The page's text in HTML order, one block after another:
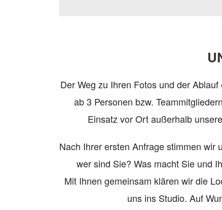
Der Weg zu Ihren Fotos und der
ab 3 Personen bzw.
Einsatz vor Ort außerhalb
Nach Ihrer ersten Anfrage stimmen wir
wer sind Sie? Was macht Sie und
Mit Ihnen gemeinsam klären wir die
uns ins Studio. Auf